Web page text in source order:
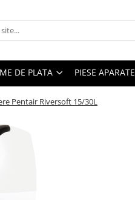
DE PLATA PIESE APARATE
Pentair Riversoft 15/30L